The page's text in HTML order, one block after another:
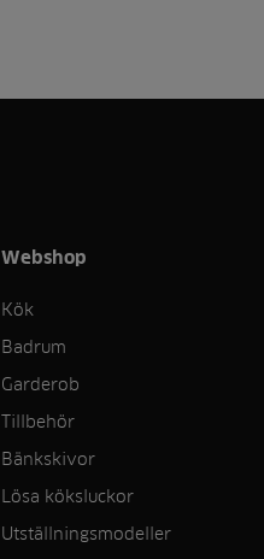
Webshop
Kök
Badrum
Garderob
Tillbehör
Bänkskivor
Lösa köksluckor
Utställningsmodeller